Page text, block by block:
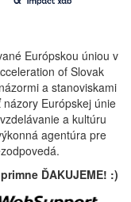
Európskou úniou v
of Slovak
a stanoviskami
Európskej únie
a kultúru
agentúra pre
ĎAKUJEME! :)